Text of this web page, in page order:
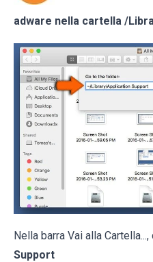
adware nella cartella /
Nella barra Vai alla Cartella...,
Support